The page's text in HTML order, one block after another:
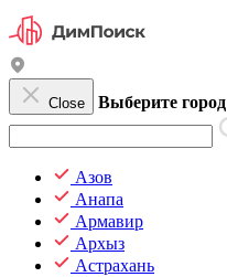
Close Выберите город
Азов
Анапа
Армавир
Архыз
Астрахань